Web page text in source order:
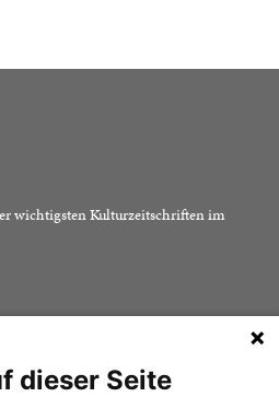
wichtigsten Kulturzeitschriften im
im Überblick Impressum
dieser Seite